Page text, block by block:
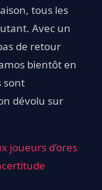
tous les
Avec un
de retour
bientôt en
sont
dévolu sur
joueurs d’ores